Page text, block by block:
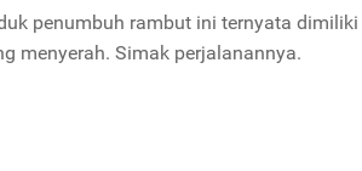
penumbuh rambut ini ternyata dimiliki
menyerah. Simak perjalanannya.